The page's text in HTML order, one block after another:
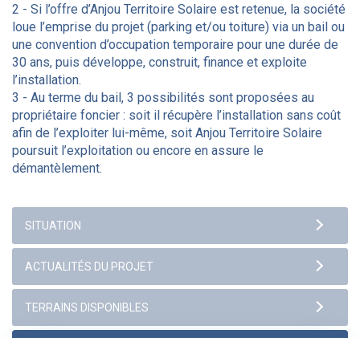
2 - Si l’offre d’Anjou Territoire Solaire est retenue, la société
loue l’emprise du projet (parking et/ou toiture) via un bail ou
une convention d’occupation temporaire pour une durée de
30 ans, puis développe, construit, finance et exploite
l’installation.
3 - Au terme du bail, 3 possibilités sont proposées au
propriétaire foncier : soit il récupère l’installation sans coût
afin de l’exploiter lui-même, soit Anjou Territoire Solaire
poursuit l’exploitation ou encore en assure le
démantèlement.